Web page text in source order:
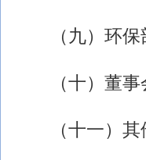
（九）环保
（十）董事
（十一）其他